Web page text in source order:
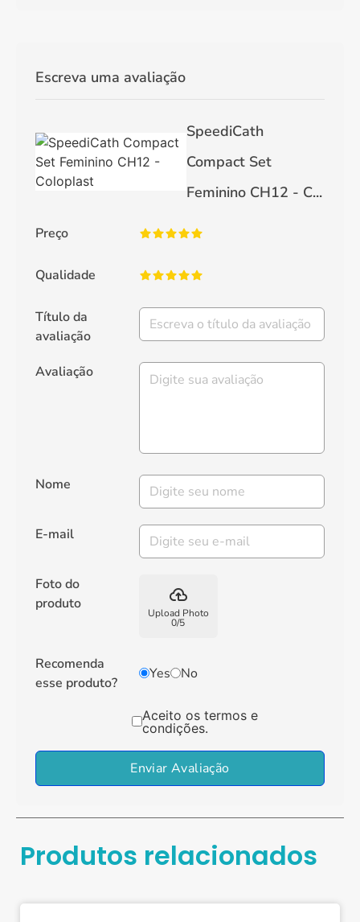
Escreva uma avaliação
SpeediCath
Compact Set
Feminino CH12 - C...
Preço
Qualidade
Título da
avaliação
Avaliação
Nome
E-mail
Foto do
produto
backup
Upload Photo
0/5
Recomenda
esse produto?
Yes No
Aceito os termos e
condições.
Enviar Avaliação
Produtos relacionados